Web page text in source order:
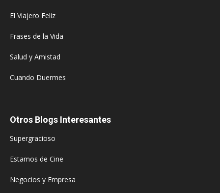
El Viajero Feliz
Frases de la Vida
Salud y Amistad
Cuando Duermes
Otros Blogs Interesantes
Supergracioso
Estamos de Cine
Negocios y Empresa